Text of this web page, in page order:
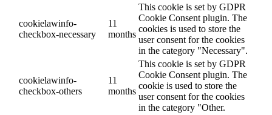
cookielawinfo-
checkbox-necessary
11
months
This cookie is set by GDPR
Cookie Consent plugin. The
cookies is used to store the
user consent for the cookies
in the category "Necessary".
cookielawinfo-
checkbox-others
11
months
This cookie is set by GDPR
Cookie Consent plugin. The
cookie is used to store the
user consent for the cookies
in the category "Other.